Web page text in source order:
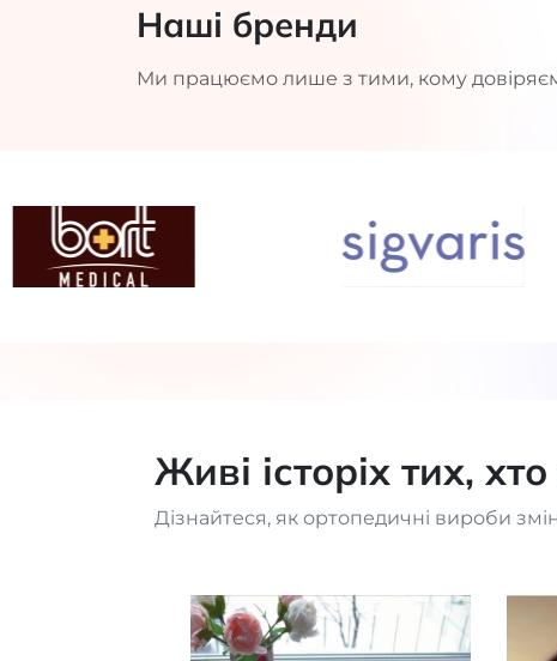
Наші бренди
Ми працюємо лише з тими, кому
Живі історіх тих,
Дізнайтеся, як ортопедичні вироби